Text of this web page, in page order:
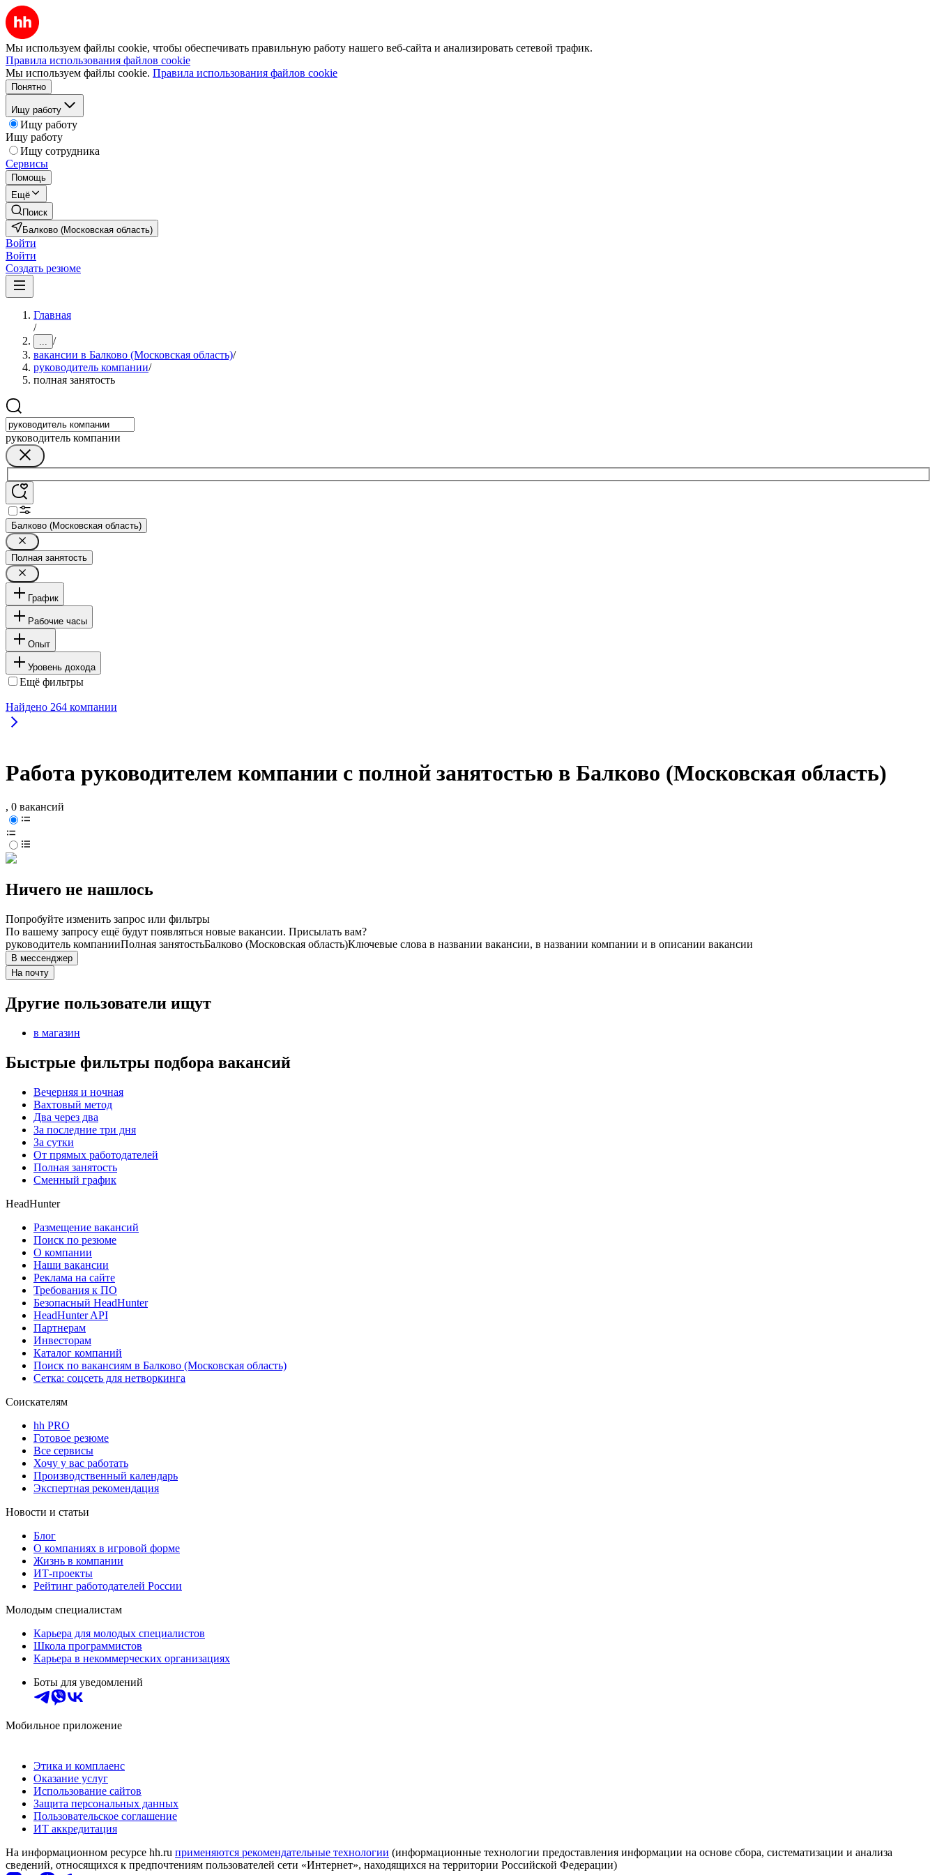
Мы используем файлы cookie, чтобы обеспечивать правильную работу нашего веб-сайта и анализировать сетевой трафик.
Правила использования файлов cookie
Мы используем файлы cookie. Правила использования файлов cookie
Понятно
Ищу работу
Ищу работу
Ищу работу
Ищу сотрудника
Сервисы
Помощь
Ещё
Поиск
Балково (Московская область)
Войти
Войти
Создать резюме
Главная
/
... /
вакансии в Балково (Московская область)/
руководитель компании/
полная занятость
руководитель компании
Балково (Московская область)
Полная занятость
График
Рабочие часы
Опыт
Уровень дохода
Ещё фильтры
Найдено 264 компании
Работа руководителем компании с полной занятостью в Балково (Московская область)
, 0 вакансий
Ничего не нашлось
Попробуйте изменить запрос или фильтры
По вашему запросу ещё будут появляться новые вакансии. Присылать вам?
руководитель компанииПолная занятостьБалково (Московская область)Ключевые слова в названии вакансии, в названии компании и в описании вакансии
В мессенджер
На почту
Другие пользователи ищут
в магазин
Быстрые фильтры подбора вакансий
Вечерняя и ночная
Вахтовый метод
Два через два
За последние три дня
За сутки
От прямых работодателей
Полная занятость
Сменный график
HeadHunter
Размещение вакансий
Поиск по резюме
О компании
Наши вакансии
Реклама на сайте
Требования к ПО
Безопасный HeadHunter
HeadHunter API
Партнерам
Инвесторам
Каталог компаний
Поиск по вакансиям в Балково (Московская область)
Сетка: соцсеть для нетворкинга
Соискателям
hh PRO
Готовое резюме
Все сервисы
Хочу у вас работать
Производственный календарь
Экспертная рекомендация
Новости и статьи
Блог
О компаниях в игровой форме
Жизнь в компании
ИТ-проекты
Рейтинг работодателей России
Молодым специалистам
Карьера для молодых специалистов
Школа программистов
Карьера в некоммерческих организациях
Боты для уведомлений
Мобильное приложение
Этика и комплаенс
Оказание услуг
Использование сайтов
Защита персональных данных
Пользовательское соглашение
ИТ аккредитация
На информационном ресурсе hh.ru применяются рекомендательные технологии (информационные технологии предоставления информации на основе сбора, систематизации и анализа
сведений, относящихся к предпочтениям пользователей сети «Интернет», находящихся на территории Российской Федерации)